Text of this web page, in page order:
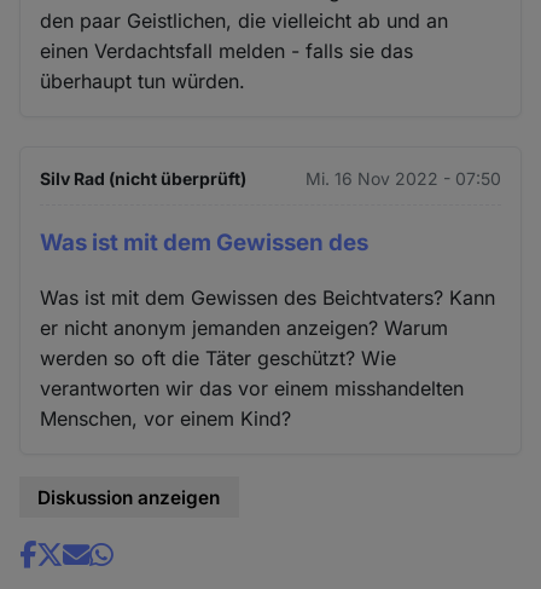
den paar Geistlichen, die vielleicht ab und an
einen Verdachtsfall melden - falls sie das
überhaupt tun würden.
Silv Rad (nicht überprüft) Mi. 16 Nov 2022 - 07:50
Was ist mit dem Gewissen des
Was ist mit dem Gewissen des Beichtvaters? Kann
er nicht anonym jemanden anzeigen? Warum
werden so oft die Täter geschützt? Wie
verantworten wir das vor einem misshandelten
Menschen, vor einem Kind?
Diskussion anzeigen
Share